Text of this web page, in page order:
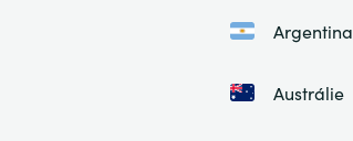
Argentina
Austrálie